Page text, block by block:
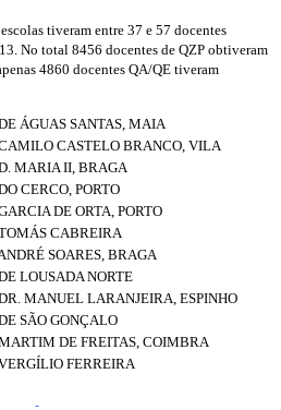
tiveram entre 37 e 57 docentes
No total 8456 docentes de QZP obtiveram
4860 docentes QA/QE tiveram
ÁGUAS SANTAS, MAIA
CASTELO BRANCO, VILA
MARIA II, BRAGA
CERCO, PORTO
DE ORTA, PORTO
CABREIRA
SOARES, BRAGA
LOUSADA NORTE
MANUEL LARANJEIRA, ESPINHO
SÃO GONÇALO
DE FREITAS, COIMBRA
FERREIRA